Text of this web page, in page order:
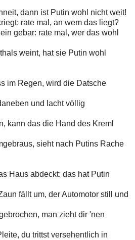
dann ist Putin wohl nicht weit!
rate mal, an wem das liegt?
gebar: rate mal, wer das wohl
weint, hat sie Putin wohl
im Regen, wird die Datsche
und lacht völlig
kann das die Hand des Kreml
sieht nach Putins Rache
Haus abdeckt: das hat Putin
fällt um, der Automotor still und
man zieht dir 'nen
du trittst versehentlich in